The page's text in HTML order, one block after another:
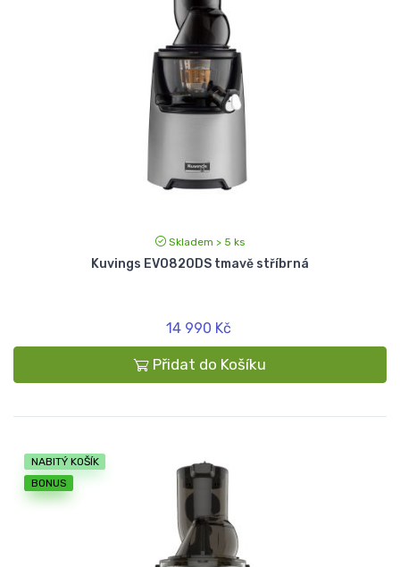
Skladem > 5 ks
Kuvings EVO820DS tmavě stříbrná
14 990 Kč
Přidat do Košíku
NABITÝ KOŠÍK
BONUS